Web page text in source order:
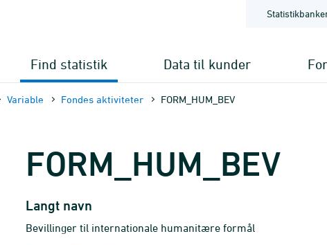
Find statistik Data til kunder
Variable Fondes aktiviteter FORM_HUM_BEV
FORM_HUM_BEV
Langt navn
Bevillinger til internationale humanitære formål